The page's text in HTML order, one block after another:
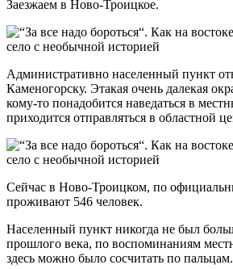
Заезжаем в Ново-Троицкое.
Административно населенный пункт
Каменогорску. Этакая очень далекая
кому-то понадобится наведаться в
приходится отправляться в областной
Сейчас в Ново-Троицком, по
проживают 546 человек.
Населенный пункт никогда не был
прошлого века, по воспоминаниям
здесь можно было сосчитать по пальцам.